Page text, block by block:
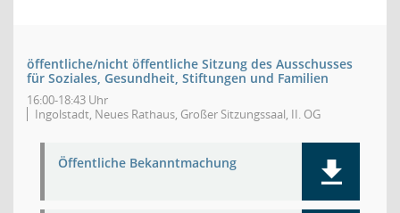
öffentliche/nicht öffentliche Sitzung des Ausschusses
für Soziales, Gesundheit, Stiftungen und Familien
16:00-18:43 Uhr
Ingolstadt, Neues Rathaus, Großer Sitzungssaal, II. OG
Öffentliche Bekanntmachung